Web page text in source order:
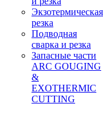
Экзотермическая
резка
Подводная
сварка и резка
Запасные части
ARC GOUGING
&
EXOTHERMIC
CUTTING